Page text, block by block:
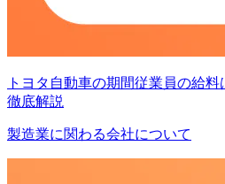
トヨタ自動車の期間従業員の給
徹底解説
製造業に関わる会社について